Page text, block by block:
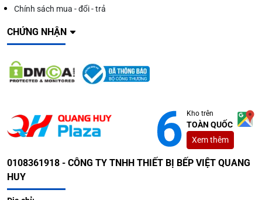
Chính sách mua - đổi - trả
CHỨNG NHẬN
Kho trên
TOÀN QUỐC
Xem thêm
0108361918 - CÔNG TY TNHH THIẾT BỊ BẾP VIỆT QUANG
HUY